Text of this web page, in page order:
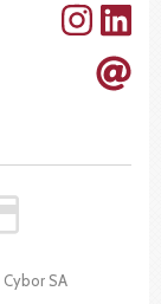
Cybor SA